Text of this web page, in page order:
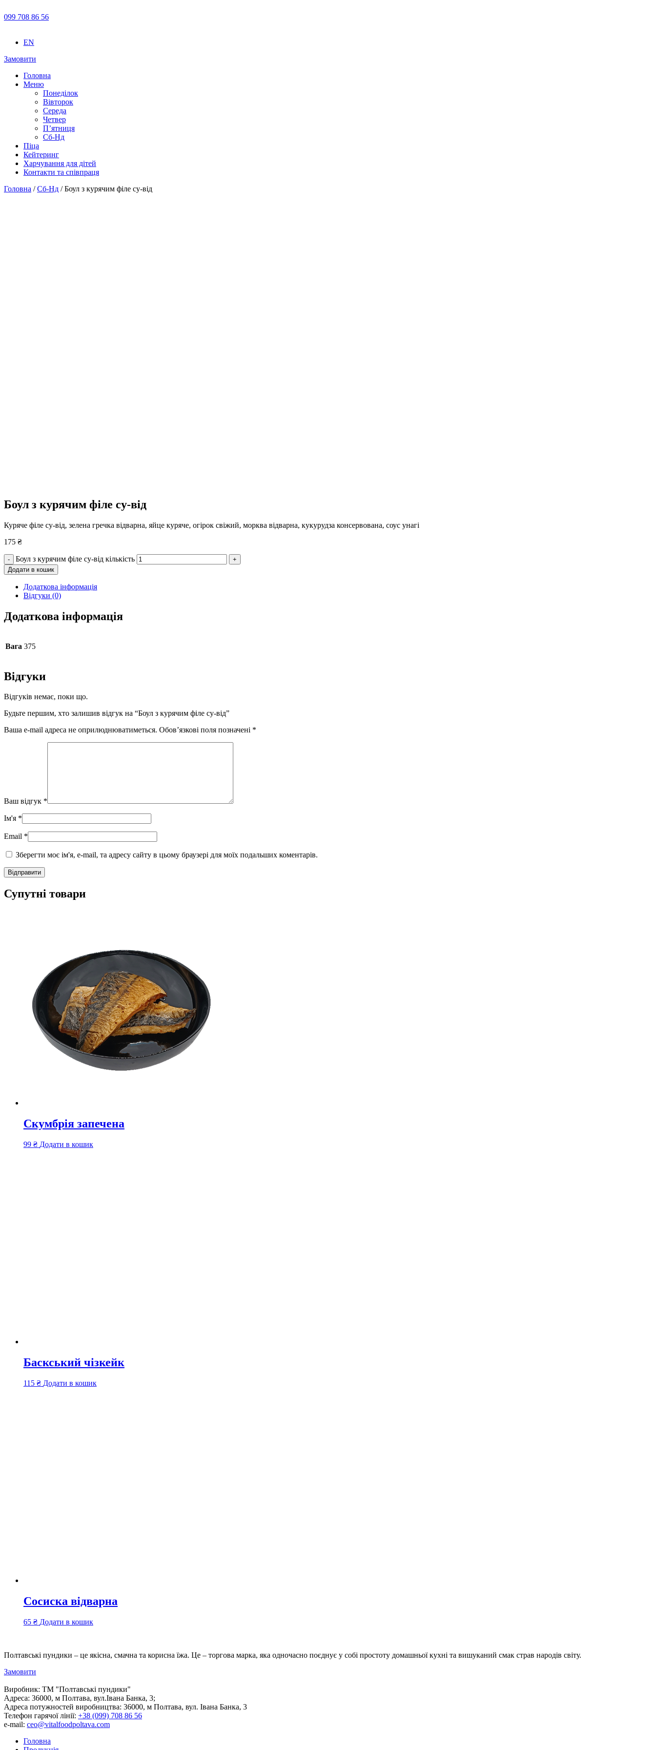
099 708 86 56
EN
Замовити
Головна
Меню
Понеділок
Вівторок
Середа
Четвер
П’ятниця
Сб-Нд
Піца
Кейтеринг
Харчування для дітей
Контакти та співпраця
Головна /Сб-Нд / Боул з курячим філе су-від
Боул з курячим філе су-від
Куряче філе су-від, зелена гречка відварна, яйце куряче, огірок свіжий, морква відварна, кукурудза консервована, соус унагі
175 ₴
- Боул з курячим філе су-від кількість
+
Додати в кошик
Додаткова інформація
Відгуки (0)
Додаткова інформація
Вага 375
Відгуки
Відгуків немає, поки що.
Будьте першим, хто залишив відгук на “Боул з курячим філе су-від”
Ваша e-mail адреса не оприлюднюватиметься. Обов’язкові поля позначені *
Ваш відгук *
Ім'я *
Email *
Зберегти моє ім'я, e-mail, та адресу сайту в цьому браузері для моїх подальших коментарів.
Супутні товари
Скумбрія запечена
99 ₴ Додати в кошик
Баскський чізкейк
115 ₴ Додати в кошик
Сосиска відварна
65 ₴ Додати в кошик
Полтавські пундики – це якісна, смачна та корисна їжа. Це – торгова марка, яка одночасно поєднує у собі простоту домашньої кухні та вишуканий смак страв народів світу.
Замовити
Виробник: ТМ "Полтавські пундики"
Адреса: 36000, м Полтава, вул.Івана Банка, 3;
Адреса потужностей виробництва: 36000, м Полтава, вул. Івана Банка, 3
Телефон гарячої лінії: +38 (099) 708 86 56
e-mail: ceo@vitalfoodpoltava.com
Головна